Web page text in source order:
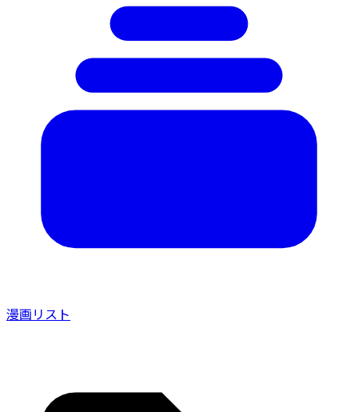
漫画リスト